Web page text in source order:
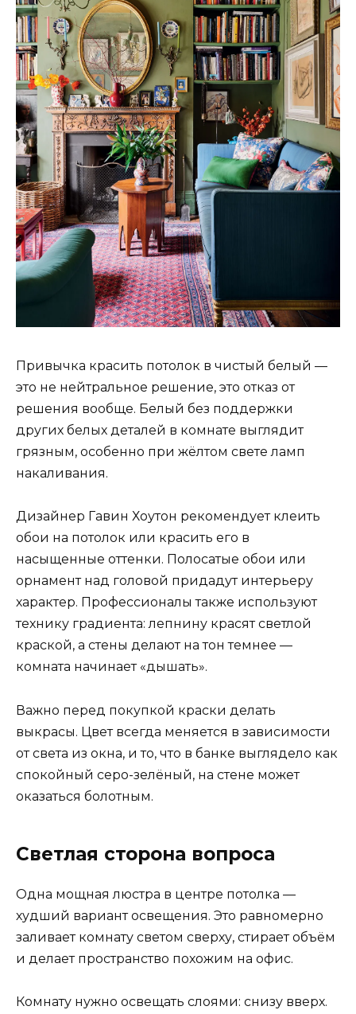
Привычка красить потолок в чистый белый —
это не нейтральное решение, это отказ от
решения вообще. Белый без поддержки
других белых деталей в комнате выглядит
грязным, особенно при жёлтом свете ламп
накаливания.
Дизайнер Гавин Хоутон рекомендует клеить
обои на потолок или красить его в
насыщенные оттенки. Полосатые обои или
орнамент над головой придадут интерьеру
характер. Профессионалы также используют
технику градиента: лепнину красят светлой
краской, а стены делают на тон темнее —
комната начинает «дышать».
Важно перед покупкой краски делать
выкрасы. Цвет всегда меняется в зависимости
от света из окна, и то, что в банке выглядело как
спокойный серо-зелёный, на стене может
оказаться болотным.
Светлая сторона вопроса
Одна мощная люстра в центре потолка —
худший вариант освещения. Это равномерно
заливает комнату светом сверху, стирает объём
и делает пространство похожим на офис.
Комнату нужно освещать слоями: снизу вверх.